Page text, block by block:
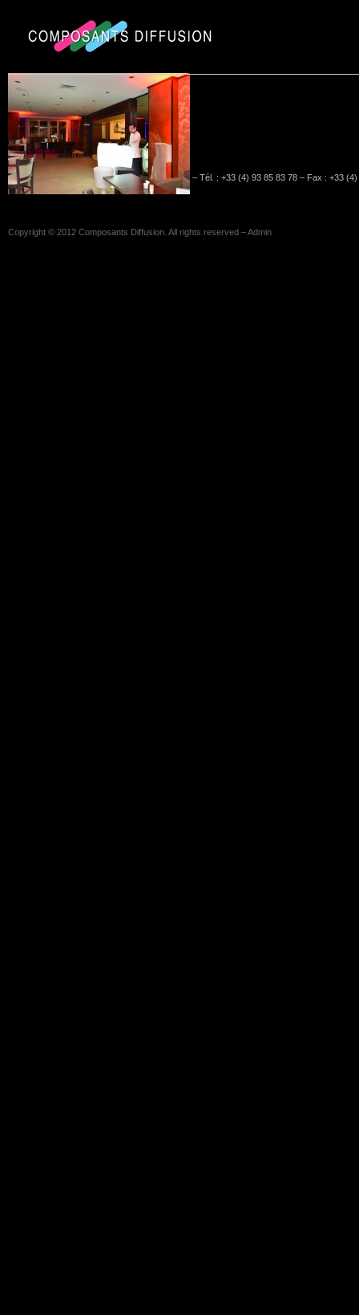
5 & 12, rue Tonduti de l'Escarène – 06000 Nice – Tél. : +33 (4) 93 85 83 78 – Fax : +33
Copyright © 2012 Composants Diffusion . All rights reserved –Admin